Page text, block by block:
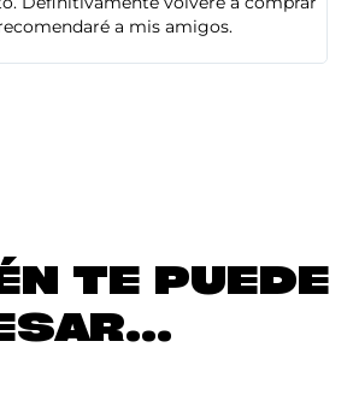
a mis amigos.
TE PUEDE